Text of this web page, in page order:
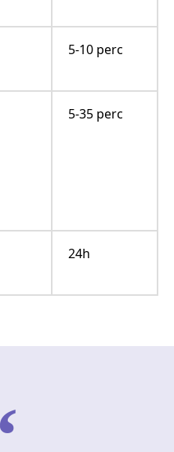
5-10 perc
5-35 perc
24h